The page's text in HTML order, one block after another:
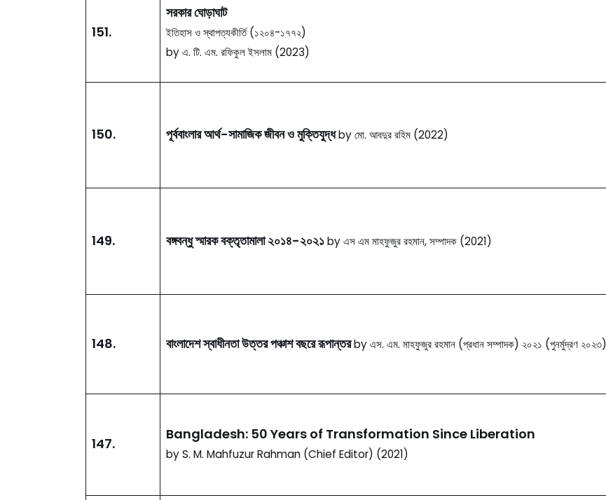
151.
সরকার ঘোড়াঘাট
ইতিহাস ও স্থাপত্যকীর্তি (১২০৪-১৭৭২)
by এ. টি. এম. রফিকুল ইসলাম (2023)
150. পূর্ববাংলার আর্থ-সামাজিক জীবন ও মুক্তিযুদ্ধby মো. আবদুর রহিম (2022)
149. বঙ্গবন্ধু স্মারক বক্তৃতামালা ২০১৪-২০২১by এস এম মাহফুজুর রহমান, সম্পাদক (2021)
148. বাংলাদেশ স্বাধীনতা উত্তর পঞ্চাশ বছরে রূপান্তরby এস. এম. মাহফুজুর রহমান (প্রধান সম্পাদক) ২০২১ (পুনর্মুদ্রণ ২০২৩)
147.
Bangladesh: 50 Years of Transformation Since Liberation
by S. M. Mahfuzur Rahman (Chief Editor) (2021)